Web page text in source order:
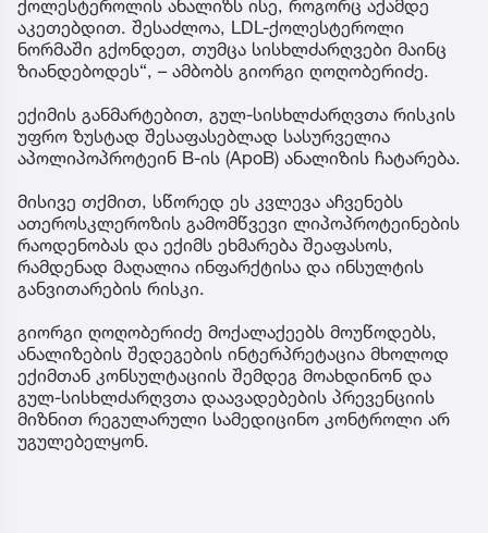
ქოლესტეროლის ანალიზს ისე, როგორც აქამდე
აკეთებდით. შესაძლოა, LDL-ქოლესტეროლი
ნორმაში გქონდეთ, თუმცა სისხლძარღვები მაინც
ზიანდებოდეს“, – ამბობს გიორგი ღოღობერიძე.
ექიმის განმარტებით, გულ-სისხლძარღვთა რისკის
უფრო ზუსტად შესაფასებლად სასურველია
აპოლიპოპროტეინ B-ის (ApoB) ანალიზის ჩატარება.
მისივე თქმით, სწორედ ეს კვლევა აჩვენებს
ათეროსკლეროზის გამომწვევი ლიპოპროტეინების
რაოდენობას და ექიმს ეხმარება შეაფასოს,
რამდენად მაღალია ინფარქტისა და ინსულტის
განვითარების რისკი.
გიორგი ღოღობერიძე მოქალაქეებს მოუწოდებს,
ანალიზების შედეგების ინტერპრეტაცია მხოლოდ
ექიმთან კონსულტაციის შემდეგ მოახდინონ და
გულ-სისხლძარღვთა დაავადებების პრევენციის
მიზნით რეგულარული სამედიცინო კონტროლი არ
უგულებელყონ.